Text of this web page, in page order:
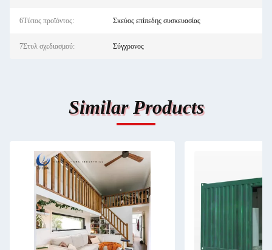
6Τύπος προϊόντος: Σκεύος επίπεδης συσκευασίας
7Στυλ σχεδιασμού: Σύγχρονος
Similar Products